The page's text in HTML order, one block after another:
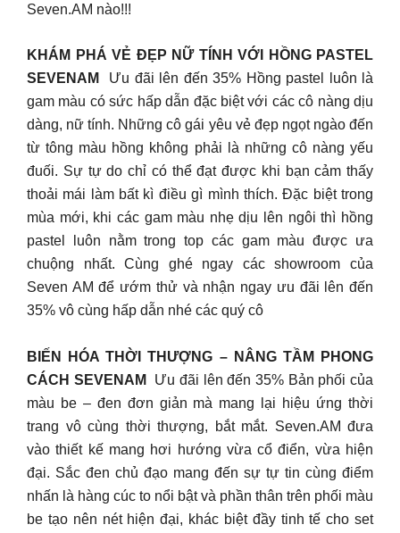
Seven.AM nào!!!
KHÁM PHÁ VẺ ĐẸP NỮ TÍNH VỚI HỒNG PASTEL
SEVENAM
Ưu đãi lên đến 35% Hồng pastel luôn là
gam màu có sức hấp dẫn đặc biệt với các cô nàng dịu
dàng, nữ tính. Những cô gái yêu vẻ đẹp ngọt ngào đến
từ tông màu hồng không phải là những cô nàng yếu
đuối. Sự tự do chỉ có thể đạt được khi bạn cảm thấy
thoải mái làm bất kì điều gì mình thích. Đặc biệt trong
mùa mới, khi các gam màu nhẹ dịu lên ngôi thì hồng
pastel luôn nằm trong top các gam màu được ưa
chuộng nhất. Cùng ghé ngay các showroom của
Seven AM để ướm thử và nhận ngay ưu đãi lên đến
35% vô cùng hấp dẫn nhé các quý cô
BIẾN HÓA THỜI THƯỢNG – NÂNG TẦM PHONG
CÁCH SEVENAM
Ưu đãi lên đến 35% Bản phối của
màu be – đen đơn giản mà mang lại hiệu ứng thời
trang vô cùng thời thượng, bắt mắt. Seven.AM đưa
vào thiết kế mang hơi hướng vừa cổ điển, vừa hiện
đại. Sắc đen chủ đạo mang đến sự tự tin cùng điểm
nhấn là hàng cúc to nổi bật và phần thân trên phối màu
be tạo nên nét hiện đại, khác biệt đầy tinh tế cho set